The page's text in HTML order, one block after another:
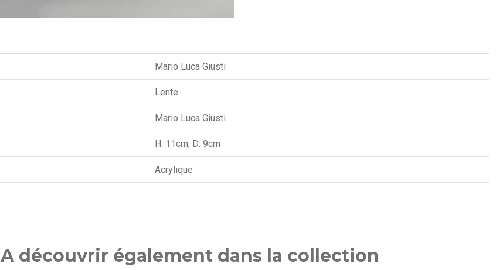
Mario Luca Giusti
Lente
Mario Luca Giusti
H: 11cm, D: 9cm
Acrylique
A découvrir également dans la collection